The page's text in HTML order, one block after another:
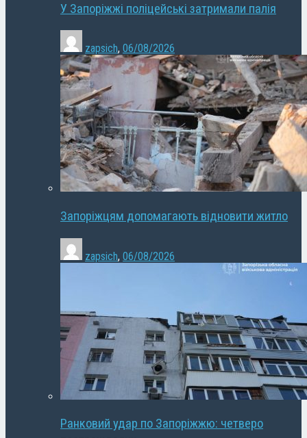
У Запоріжжі поліцейські затримали палія
zapsich, 06/08/2026
Запоріжцям допомагають відновити житло
zapsich, 06/08/2026
Ранковий удар по Запоріжжю: четверо